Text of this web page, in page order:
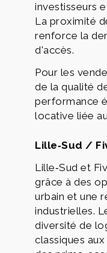
investisseurs
La proximité
renforce la
d'accès.
Pour les
de la qualité
performance
locative liée
Lille‑Sud /
Lille‑Sud et
grâce à des
urbain et une
industrielles.
diversité de
classiques